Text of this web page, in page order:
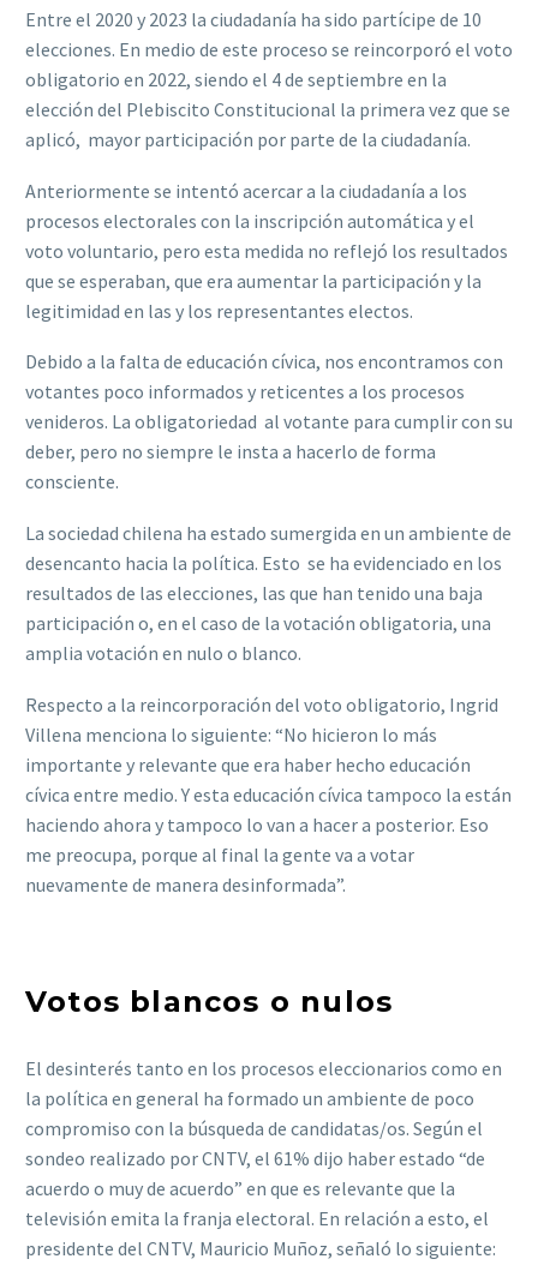
Entre el 2020 y 2023 la ciudadanía ha sido partícipe de 10
elecciones. En medio de este proceso se reincorporó el voto
obligatorio en 2022, siendo el 4 de septiembre en la
elección del Plebiscito Constitucional la primera vez que se
aplicó, mayor participación por parte de la ciudadanía.
Anteriormente se intentó acercar a la ciudadanía a los
procesos electorales con la inscripción automática y el
voto voluntario, pero esta medida no reflejó los resultados
que se esperaban, que era aumentar la participación y la
legitimidad en las y los representantes electos.
Debido a la falta de educación cívica, nos encontramos con
votantes poco informados y reticentes a los procesos
venideros. La obligatoriedad al votante para cumplir con su
deber, pero no siempre le insta a hacerlo de forma
consciente.
La sociedad chilena ha estado sumergida en un ambiente de
desencanto hacia la política. Esto se ha evidenciado en los
resultados de las elecciones, las que han tenido una baja
participación o, en el caso de la votación obligatoria, una
amplia votación en nulo o blanco.
Respecto a la reincorporación del voto obligatorio, Ingrid
Villena menciona lo siguiente: “No hicieron lo más
importante y relevante que era haber hecho educación
cívica entre medio. Y esta educación cívica tampoco la están
haciendo ahora y tampoco lo van a hacer a posterior. Eso
me preocupa, porque al final la gente va a votar
nuevamente de manera desinformada”.
Votos blancos o nulos
El desinterés tanto en los procesos eleccionarios como en
la política en general ha formado un ambiente de poco
compromiso con la búsqueda de candidatas/os. Según el
sondeo realizado por CNTV, el 61% dijo haber estado “de
acuerdo o muy de acuerdo” en que es relevante que la
televisión emita la franja electoral. En relación a esto, el
presidente del CNTV, Mauricio Muñoz, señaló lo siguiente: